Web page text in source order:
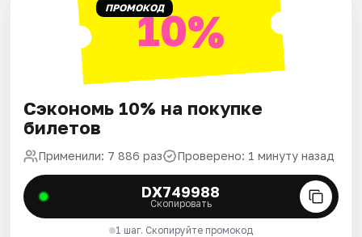
ПРОМОКОД10%
Сэкономь 10% на покупке
билетов
Применили: 7 886 раз Проверено: 1 минуту назад
DX749988
Скопировать
1 шаг. Скопируйте промокод